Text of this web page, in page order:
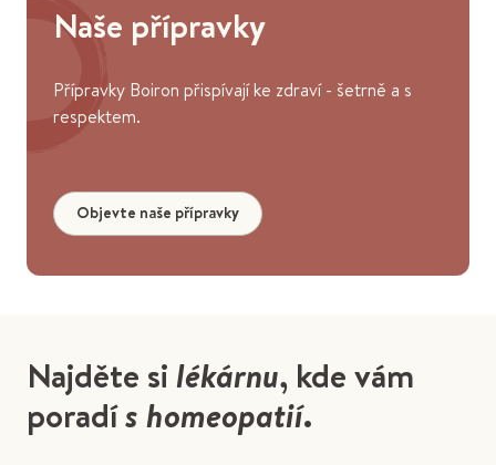
Naše přípravky
Přípravky Boiron přispívají ke zdraví - šetrně a s
respektem.
Objevte naše přípravky
Najděte si lékárnu, kde vám
poradís homeopatií.